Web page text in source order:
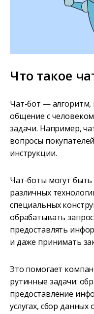
Что такое
Чат-бот —
общение с
задачи. Например,
вопросы
инструкции.
Чат-боты могут
различных
специальных
обрабатывать
предоставлять
и даже принимать
Это помогает
рутинные задачи:
предоставление
услугах, сбор данных